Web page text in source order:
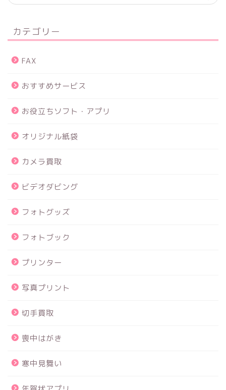
カテゴリー
FAX
おすすめサービス
お役立ちソフト・アプリ
オリジナル紙袋
カメラ買取
ビデオダビング
フォトグッズ
フォトブック
プリンター
写真プリント
切手買取
喪中はがき
寒中見舞い